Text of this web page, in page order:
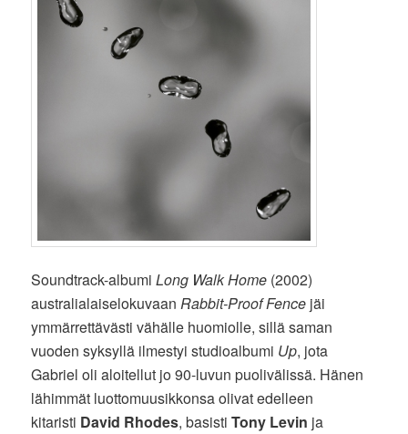
Soundtrack-albumiLong Walk Home (2002)
australialaiselokuvaanRabbit-Proof Fence jäi
ymmärrettävästi vähälle huomiolle, sillä saman
vuoden syksyllä ilmestyi studioalbumi Up, jota
Gabriel oli aloitellut jo 90-luvun puolivälissä. Hänen
lähimmät luottomuusikkonsa olivat edelleen
kitaristi David Rhodes, basistiTony Levin ja